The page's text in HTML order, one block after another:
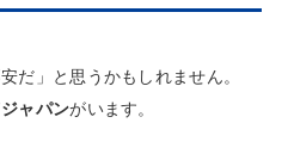
だ」と思うかもしれません。
ャパンがいます。